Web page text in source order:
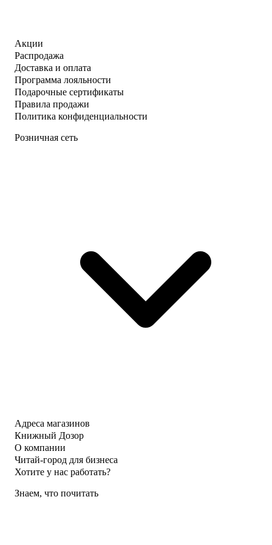
Акции
Распродажа
Доставка и оплата
Программа лояльности
Подарочные сертификаты
Правила продажи
Политика конфиденциальности
Розничная сеть
Адреса магазинов
Книжный Дозор
О компании
Читай-город для бизнеса
Хотите у нас работать?
Знаем, что почитать